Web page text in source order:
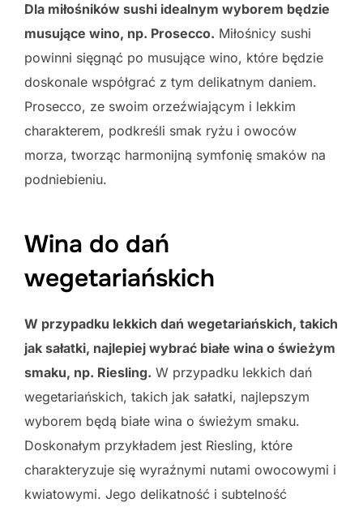
Dla miłośników sushi idealnym wyborem będzie
musujące wino, np. Prosecco. Miłośnicy sushi
powinni sięgnąć po musujące wino, które będzie
doskonale współgrać z tym delikatnym daniem.
Prosecco, ze swoim orzeźwiającym i lekkim
charakterem, podkreśli smak ryżu i owoców
morza, tworząc harmonijną symfonię smaków na
podniebieniu.
Wina do dań
wegetariańskich
W przypadku lekkich dań wegetariańskich, takich
jak sałatki, najlepiej wybrać białe wina o świeżym
smaku, np. Riesling. W przypadku lekkich dań
wegetariańskich, takich jak sałatki, najlepszym
wyborem będą białe wina o świeżym smaku.
Doskonałym przykładem jest Riesling, które
charakteryzuje się wyraźnymi nutami owocowymi i
kwiatowymi. Jego delikatność i subtelność